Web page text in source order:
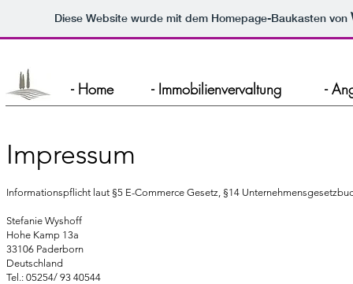
Diese Website wurde mit dem Homepage-Baukasten von
- Home - Immobilienvervaltung -
Impressum
Informationspflicht laut §5 E-Commerce Gesetz, §14
Stefanie Wyshoff
Hohe Kamp 13a
33106 Paderborn
Deutschland
Tel.: 05254/ 93 40544